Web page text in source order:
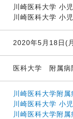
川崎医科大学 小
川崎医科大学 小
2020年5月18日(
医科大学 附属
川崎医科大学附
川崎医科大学 小
川崎医科大学附